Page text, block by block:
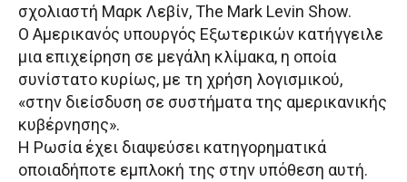
σχολιαστή Μαρκ Λεβίν, The Mark Levin Show.
Ο Αμερικανός υπουργός Εξωτερικών κατήγγειλε
μια επιχείρηση σε μεγάλη κλίμακα, η οποία
συνίστατο κυρίως, με τη χρήση λογισμικού,
«στην διείσδυση σε συστήματα της αμερικανικής
κυβέρνησης».
Η Ρωσία έχει διαψεύσει κατηγορηματικά
οποιαδήποτε εμπλοκή της στην υπόθεση αυτή.